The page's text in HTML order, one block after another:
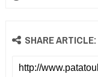
SHARE ARTICLE: